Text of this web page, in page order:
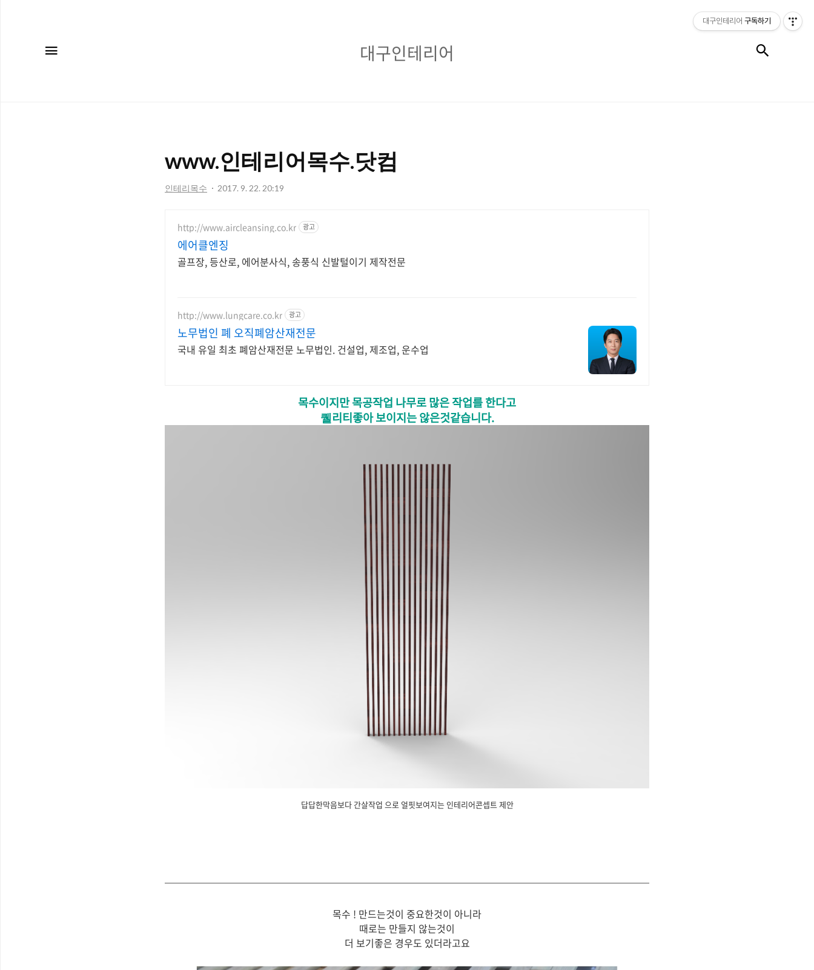
구
대구인테리어
www.인테리어목수.닷컴
인테리목수 2017. 9. 22. 20:19
http://www.aircleansing.co.kr 광고
에어클엔징
골프장, 등산로, 에어분사식, 송풍식 신발털이기 제작전문
http://www.lungcare.co.kr 광고
노무법인 폐 오직폐암산재전문
국내 유일 최초 폐암산재전문 노무법인. 건설업, 제조업, 운수업
목수이지만 목공작업 나무로 많은 작업를 한다고
퀠리티좋아 보이지는 않은것같습니다.
답답한막음보다 간살작업 으로 얼핏보여지는 인테리어콘셉트 제안
목수 ! 만드는것이 중요한것이 아니라
때로는 만들지 않는것이
더 보기좋은 경우도 있더라고요
대구인테리어 구독하기